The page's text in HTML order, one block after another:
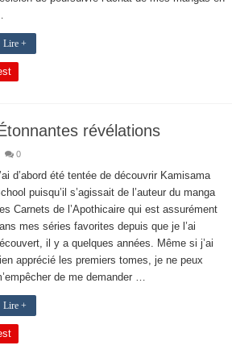
Lire +
révélations
0
d’abord été tentée de découvrir Kamisama
puisqu’il s’agissait de l’auteur du manga
Carnets de l’Apothicaire qui est assurément
mes séries favorites depuis que je l’ai
il y a quelques années. Même si j’ai
apprécié les premiers tomes, je ne peux
de me demander …
Lire +